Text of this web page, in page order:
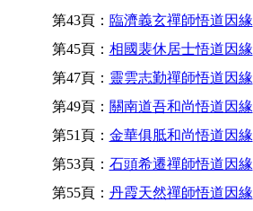
第43頁： 臨濟義玄禪師悟道因緣
第45頁： 相國裴休居士悟道因緣
第47頁： 靈雲志勤禪師悟道因緣
第49頁： 關南道吾和尚悟道因緣
第51頁： 金華俱胝和尚悟道因緣
第53頁： 石頭希遷禪師悟道因緣
第55頁： 丹霞天然禪師悟道因緣